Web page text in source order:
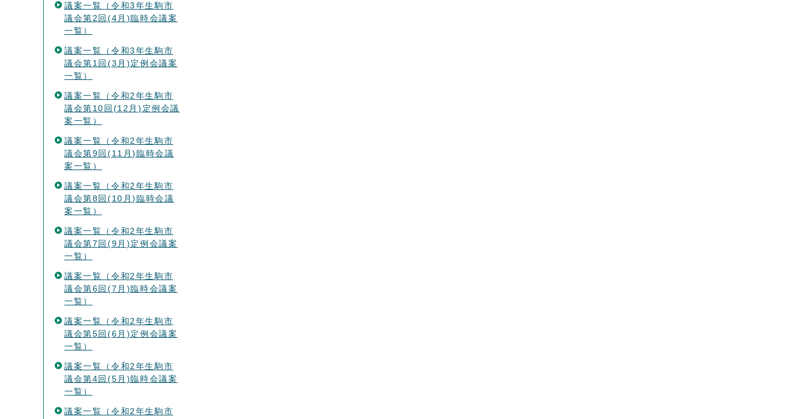
議案一覧（令和3年生駒市
議会第2回(4月)臨時会議案
一覧）
議案一覧（令和3年生駒市
議会第1回(3月)定例会議案
一覧）
議案一覧（令和2年生駒市
議会第10回(12月)定例会議
案一覧）
議案一覧（令和2年生駒市
議会第9回(11月)臨時会議
案一覧）
議案一覧（令和2年生駒市
議会第8回(10月)臨時会議
案一覧）
議案一覧（令和2年生駒市
議会第7回(9月)定例会議案
一覧）
議案一覧（令和2年生駒市
議会第6回(7月)臨時会議案
一覧）
議案一覧（令和2年生駒市
議会第5回(6月)定例会議案
一覧）
議案一覧（令和2年生駒市
議会第4回(5月)臨時会議案
一覧）
議案一覧（令和2年生駒市